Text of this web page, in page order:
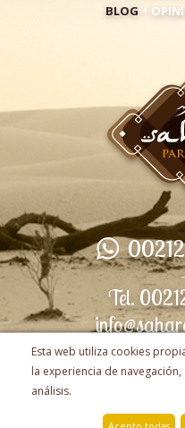
BLOG •
Tel.
Esta web utiliza cookies
la experiencia de
análisis.